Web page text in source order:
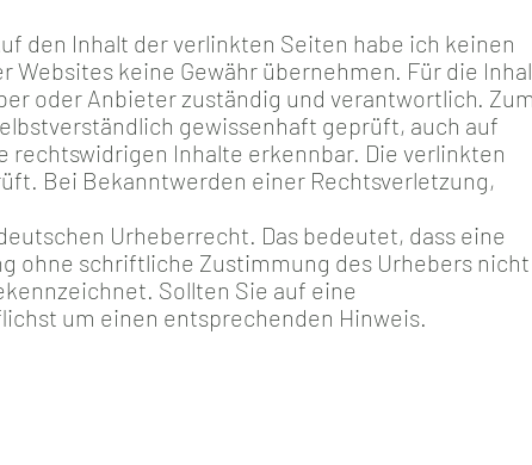
den Inhalt der verlinkten Seiten habe ich keinen
Websites keine Gewähr übernehmen. Für die
oder Anbieter zuständig und verantwortlich. Zum
gewissenhaft geprüft, auch auf
Inhalte erkennbar. Die verlinkten
Bei Bekanntwerden einer Rechtsverletzung,
Urheberrecht. Das bedeutet, dass eine
ohne schriftliche Zustimmung des Urhebers nicht
Sollten Sie auf eine
um einen entsprechenden Hinweis.